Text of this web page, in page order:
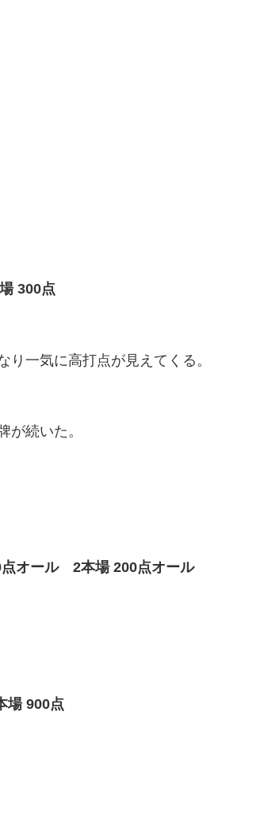
300点
一気に高打点が見えてくる。
が続いた。
点オール 2本場 200点オール
場 900点